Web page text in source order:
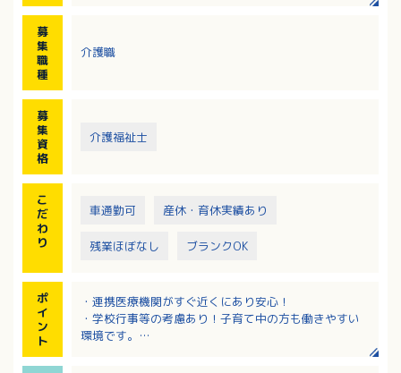
※送迎：なし
→11:00レクリエーション→11:45昼食→12:15口腔ケ
募
集
職
種
介護職
募
集
資
格
介護福祉士
こ
だ
わ
り
車通勤可 産休・育休実績あり
残業ほぼなし ブランクOK
ポ
イ
ン
ト
・連携医療機関がすぐ近くにあり安心！
・学校行事等の考慮あり！子育て中の方も働きやすい
環境です。